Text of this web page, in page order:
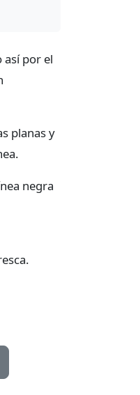
así por el
planas y
negra